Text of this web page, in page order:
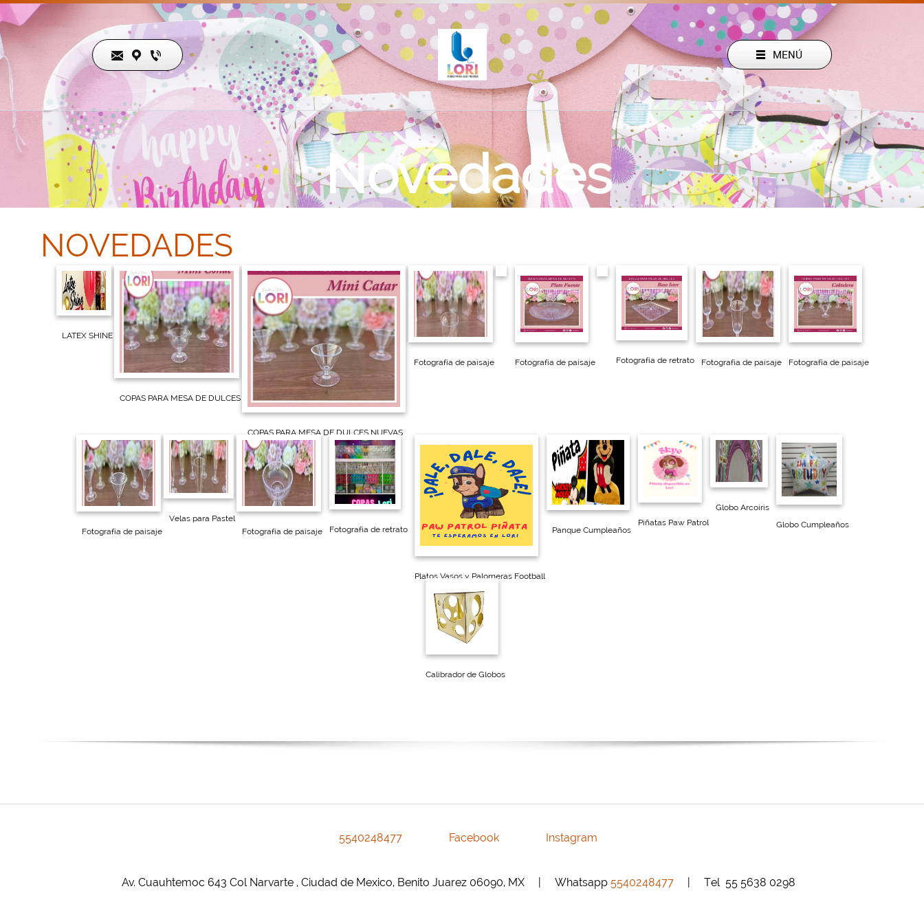
Novedades
NOVEDADES
LATEX SHINE
COPAS PARA MESA DE DULCES
COPAS PARA MESA DE DULCES NUEVAS
Fotografía de paisaje Fotografía de paisaje Fotografía de retrato Fotografía de paisaje Fotografía de paisaje
Fotografía de paisaje
Velas para Pastel
Fotografía de paisaje
Fotografía de retrato
Platos Vasos y Palomeras Football
Panque Cumpleaños
Piñatas Paw Patrol
Globo Arcoiris
Globo Cumpleaños
5540248477 Facebook Instagram
Av. Cuauhtemoc 643 Col Narvarte , Ciudad de Mexico, Benito Juarez 06090, MX | Whatsapp 5540248477 | Tel 55 5638 0298